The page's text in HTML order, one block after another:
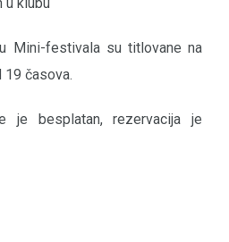
u klubu
Mini-festivala su titlovane na
časova.
je besplatan, rezervacija je